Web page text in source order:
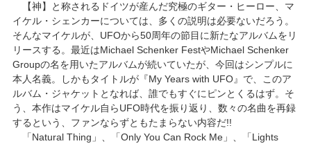
【神】と称されるドイツが産んだ究極のギター・ヒーロー、マ
イケル・シェンカーについては、多くの説明は必要ないだろう。
そんなマイケルが、UFOから50周年の節目に新たなアルバムをリ
リースする。最近はMichael Schenker FestやMichael Schenker
Groupの名を用いたアルバムが続いていたが、今回はシンプルに
本人名義。しかもタイトルが『My Years with UFO』で、このア
ルバム・ジャケットとなれば、誰でもすぐにピンとくるはず。そ
う、本作はマイケル自らUFO時代を振り返り、数々の名曲を再録
するという、ファンならずともたまらない内容だ!!
「Natural Thing」、「Only You Can Rock Me」、「Lights